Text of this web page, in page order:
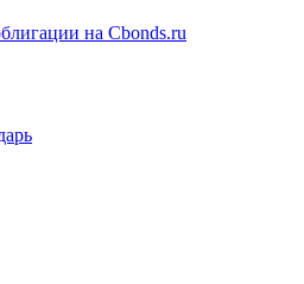
на Cbonds.ru